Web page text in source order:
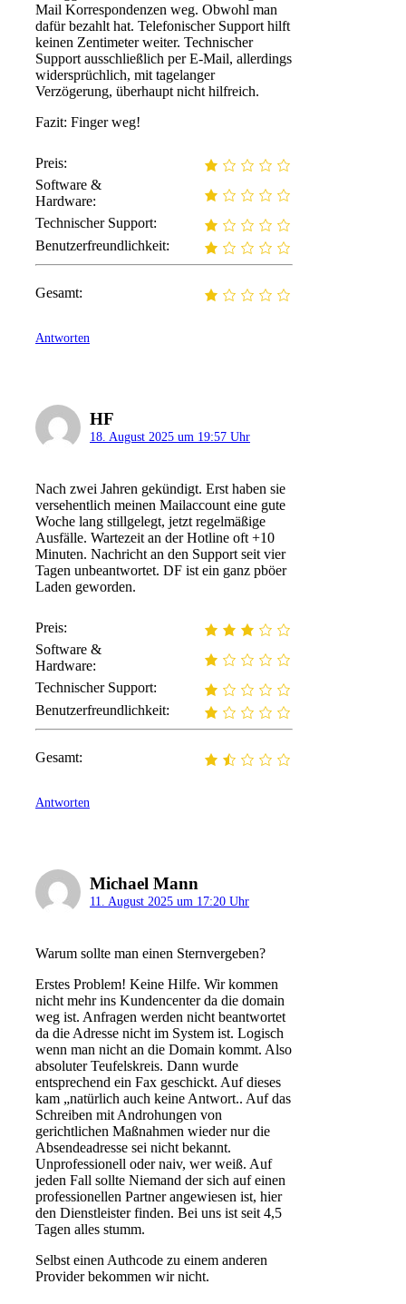
Mail Korrespondenzen weg. Obwohl man
dafür bezahlt hat. Telefonischer Support hilft
keinen Zentimeter weiter. Technischer
Support ausschließlich per E-Mail, allerdings
widersprüchlich, mit tagelanger
Verzögerung, überhaupt nicht hilfreich.
Fazit: Finger weg!
Preis:
Software &
Hardware:
Technischer Support:
Benutzerfreundlichkeit:
Gesamt:
Antworten
HF
18. August 2025 um 19:57 Uhr
Nach zwei Jahren gekündigt. Erst haben sie
versehentlich meinen Mailaccount eine gute
Woche lang stillgelegt, jetzt regelmäßige
Ausfälle. Wartezeit an der Hotline oft +10
Minuten. Nachricht an den Support seit vier
Tagen unbeantwortet. DF ist ein ganz pböer
Laden geworden.
Preis:
Software &
Hardware:
Technischer Support:
Benutzerfreundlichkeit:
Gesamt:
Antworten
Michael Mann
11. August 2025 um 17:20 Uhr
Warum sollte man einen Sternvergeben?
Erstes Problem! Keine Hilfe. Wir kommen
nicht mehr ins Kundencenter da die domain
weg ist. Anfragen werden nicht beantwortet
da die Adresse nicht im System ist. Logisch
wenn man nicht an die Domain kommt. Also
absoluter Teufelskreis. Dann wurde
entsprechend ein Fax geschickt. Auf dieses
kam „natürlich auch keine Antwort.. Auf das
Schreiben mit Androhungen von
gerichtlichen Maßnahmen wieder nur die
Absendeadresse sei nicht bekannt.
Unprofessionell oder naiv, wer weiß. Auf
jeden Fall sollte Niemand der sich auf einen
professionellen Partner angewiesen ist, hier
den Dienstleister finden. Bei uns ist seit 4,5
Tagen alles stumm.
Selbst einen Authcode zu einem anderen
Provider bekommen wir nicht.